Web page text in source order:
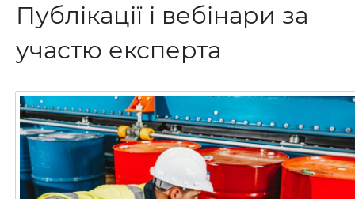
Публікації і вебінари за
участю експерта